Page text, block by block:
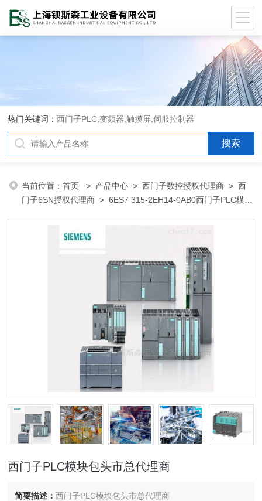
热门关键词：西门子PLC,变频器,触摸屏,伺服控制器
当前位置：首页 > 产品中心 >西门子数控授权代理商 >西
门子6SN授权代理商 > 6ES7 315-2EH14-0AB0西门子PLC模块
西门子PLC模块包头市总代理商
简要描述：西门子PLC模块包头市总代理商